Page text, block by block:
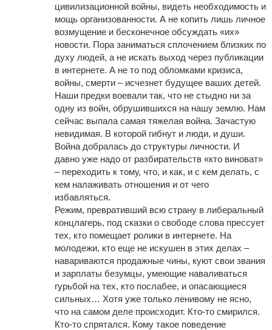
цивилизационной войны, видеть необходимость и
мощь организованности. А не копить лишь личное
возмущение и бесконечное обсуждать «их»
новости. Пора заниматься сплочением близких по
духу людей, а не искать выход через публикации
в интернете. А не то под обломками кризиса,
войны, смерти – исчезнет будущее ваших детей.
Наши предки воевали так, что не стыдно ни за
одну из войн, обрушившихся на нашу землю. Нам
сейчас выпала самая тяжелая война. Зачастую
невидимая. В которой гибнут и люди, и души.
Война добралась до структуры личности. И
давно уже надо от разбирательств «кто виноват»
– переходить к тому, что, и как, и с кем делать, с
кем налаживать отношения и от чего
избавляться.
Режим, превративший всю страну в либеральный
концлагерь, под сказки о свободе слова прессует
тех, кто помещает ролики в интернете. На
молодежи, кто еще не искушен в этих делах –
навариваются продажные чины, куют свои звания
и зарплаты безумцы, умеющие наваливаться
гурьбой на тех, кто послабее, и опасающиеся
сильных… Хотя уже только ленивому не ясно,
что на самом деле происходит. Кто-то смирился.
Кто-то спрятался. Кому такое поведение